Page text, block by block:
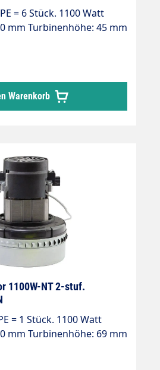
= 6 Stück. 1100 Watt
mm Turbinenhöhe: 45 mm
mm 1-stufig 230 V / 50
Doppelt
Isolierung
im 6er Pack
Warenkorb
1100W-NT 2-stuf.
1100 Watt
mm Turbinenhöhe: 69 mm
mm 2-stufig 230 V / 50
Kabel vorinstalliert